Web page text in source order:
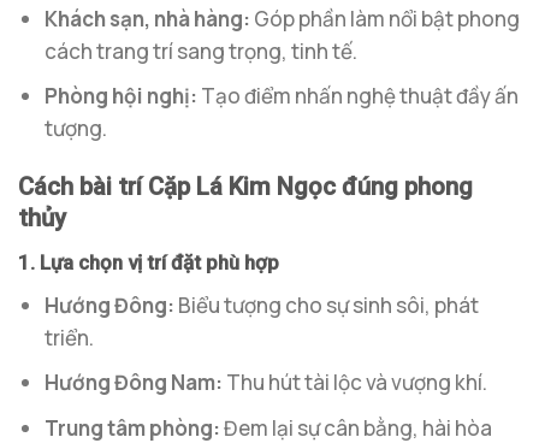
Khách sạn, nhà hàng: Góp phần làm nổi bật phong
cách trang trí sang trọng, tinh tế.
Phòng hội nghị: Tạo điểm nhấn nghệ thuật đầy ấn
tượng.
Cách bài trí Cặp Lá Kim Ngọc đúng phong
thủy
1. Lựa chọn vị trí đặt phù hợp
Hướng Đông: Biểu tượng cho sự sinh sôi, phát
triển.
Hướng Đông Nam: Thu hút tài lộc và vượng khí.
Trung tâm phòng:Đem lại sự cân bằng, hài hòa